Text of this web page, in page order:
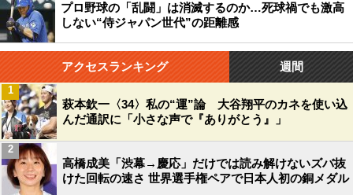
プロ野球の「乱闘」は消滅するのか…死球禍でも激高
しない“侍ジャパン世代”の距離感
アクセスランキング 週間
萩本欽一〈34〉私の“運”論 大谷翔平のカネを使い込
んだ通訳に「小さな声で『ありがとう』」
1
高橋成美「渋幕→慶応」だけでは読み解けないズバ抜
けた回転の速さ 世界選手権ペアで日本人初の銅メダル
2